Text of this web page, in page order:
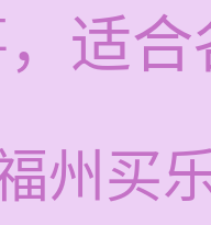
适
州买